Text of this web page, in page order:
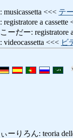
<<< テ
a cassette
だー: registratore a
<<< ビ
りろん: teoria